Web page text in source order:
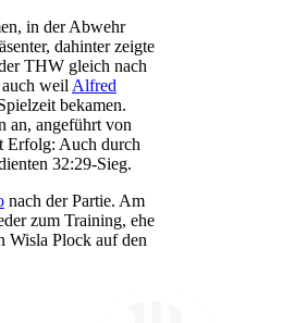
in der Abwehr
dahinter zeigte
THW gleich nach
weil Alfred
bekamen.
an, angeführt von
Erfolg: Auch durch
32:29-Sieg.
nach der Partie. Am
zum Training, ehe
Wisla Plock auf den